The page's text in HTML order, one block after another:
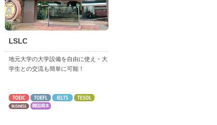
LSLC
地元大学の大学設備を自由に使え・大
学生との交流も簡単に可能！